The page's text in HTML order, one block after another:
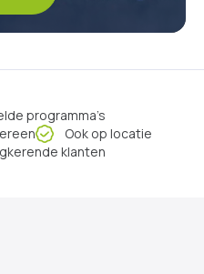
programma’s
Ook op locatie
klanten